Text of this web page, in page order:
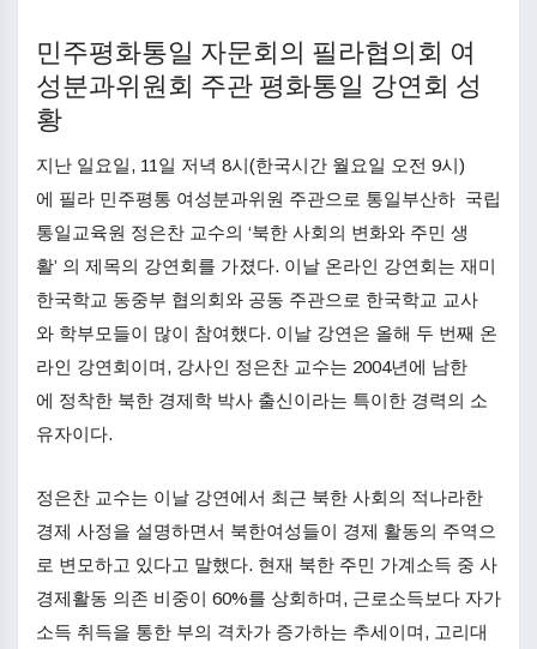
민주평화통일 자문회의 필라협의회 여
성분과위원회 주관 평화통일 강연회 성
황
지난 일요일, 11일 저녁 8시(한국시간 월요일 오전 9시)
에 필라 민주평통 여성분과위원 주관으로 통일부산하 국립
통일교육원 정은찬 교수의 ‘북한 사회의 변화와 주민 생
활’ 의 제목의 강연회를 가졌다. 이날 온라인 강연회는 재미
한국학교 동중부 협의회와 공동 주관으로 한국학교 교사
와 학부모들이 많이 참여했다. 이날 강연은 올해 두 번째 온
라인 강연회이며, 강사인 정은찬 교수는 2004년에 남한
에 정착한 북한 경제학 박사 출신이라는 특이한 경력의 소
유자이다.
정은찬 교수는 이날 강연에서 최근 북한 사회의 적나라한
경제 사정을 설명하면서 북한여성들이 경제 활동의 주역으
로 변모하고 있다고 말했다. 현재 북한 주민 가계소득 중 사
경제활동 의존 비중이 60%를 상회하며, 근로소득보다 자가
소득 취득을 통한 부의 격차가 증가하는 추세이며, 고리대